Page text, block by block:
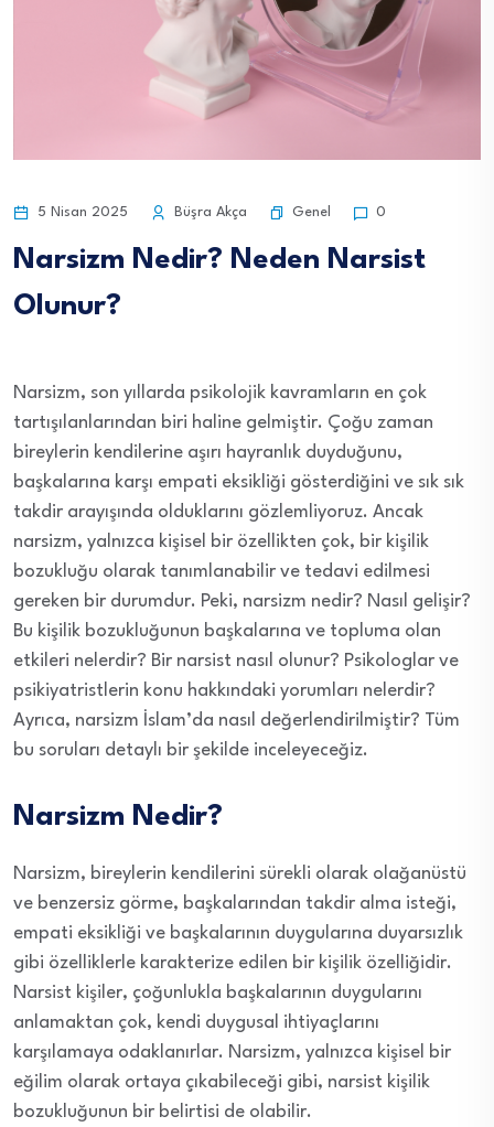
5 Nisan 2025 Büşra Akça Genel 0
Narsizm Nedir? Neden Narsist
Olunur?
Narsizm, son yıllarda psikolojik kavramların en çok
tartışılanlarından biri haline gelmiştir. Çoğu zaman
bireylerin kendilerine aşırı hayranlık duyduğunu,
başkalarına karşı empati eksikliği gösterdiğini ve sık sık
takdir arayışında olduklarını gözlemliyoruz. Ancak
narsizm, yalnızca kişisel bir özellikten çok, bir kişilik
bozukluğu olarak tanımlanabilir ve tedavi edilmesi
gereken bir durumdur. Peki, narsizm nedir? Nasıl gelişir?
Bu kişilik bozukluğunun başkalarına ve topluma olan
etkileri nelerdir? Bir narsist nasıl olunur? Psikologlar ve
psikiyatristlerin konu hakkındaki yorumları nelerdir?
Ayrıca, narsizm İslam’da nasıl değerlendirilmiştir? Tüm
bu soruları detaylı bir şekilde inceleyeceğiz.
Narsizm Nedir?
Narsizm, bireylerin kendilerini sürekli olarak olağanüstü
ve benzersiz görme, başkalarından takdir alma isteği,
empati eksikliği ve başkalarının duygularına duyarsızlık
gibi özelliklerle karakterize edilen bir kişilik özelliğidir.
Narsist kişiler, çoğunlukla başkalarının duygularını
anlamaktan çok, kendi duygusal ihtiyaçlarını
karşılamaya odaklanırlar. Narsizm, yalnızca kişisel bir
eğilim olarak ortaya çıkabileceği gibi, narsist kişilik
bozukluğunun bir belirtisi de olabilir.